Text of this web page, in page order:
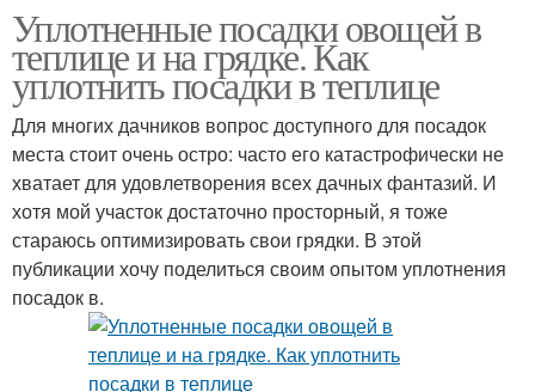
Уплотненные посадки овощей в
теплице и на грядке. Как
уплотнить посадки в теплице
Для многих дачников вопрос доступного для посадок
места стоит очень остро: часто его катастрофически не
хватает для удовлетворения всех дачных фантазий. И
хотя мой участок достаточно просторный, я тоже
стараюсь оптимизировать свои грядки. В этой
публикации хочу поделиться своим опытом уплотнения
посадок в.